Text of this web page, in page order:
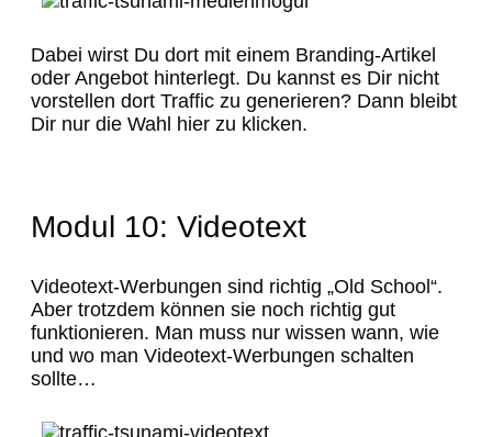
Dabei wirst Du dort mit einem Branding-Artikel
oder Angebot hinterlegt. Du kannst es Dir nicht
vorstellen dort Traffic zu generieren? Dann bleibt
Dir nur die Wahl hier zu klicken.
Modul 10: Videotext
Videotext-Werbungen sind richtig „Old School“.
Aber trotzdem können sie noch richtig gut
funktionieren. Man muss nur wissen wann, wie
und wo man Videotext-Werbungen schalten
sollte…